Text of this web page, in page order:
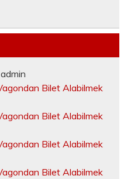
admin
Bilet Alabilmek
Bilet Alabilmek
Bilet Alabilmek
Bilet Alabilmek